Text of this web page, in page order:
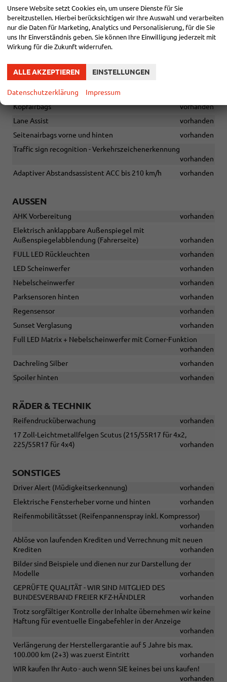
vorhanden
Fahrer- und abschaltbarer Beifahrerairbag
vorhanden
Fahrer-Knieairbag
vorhanden
Gurtanlegesignalisation für alle Sitze
Isofix-Vorbereitung auf den äußeren Rücksitzen, inklusive Top-
Tether
Kopfairbags
vorhanden
Lane Assist
vorhanden
Seitenairbags vorne und hinten
vorhanden
Traffic sign recognition - Verkehrszeichenerkennung
vorhanden
Adaptiver Abstandsassistent ACC bis 210 km/h
vorhanden
AUSSEN
AHK Vorbereitung
vorhanden
Elektrisch anklappbare Außenspiegel mit
Außenspiegelabblendung (Fahrerseite)
vorhanden
FULL LED Rückleuchten
vorhanden
LED Scheinwerfer
vorhanden
Nebelscheinwerfer
vorhanden
Parksensoren hinten
vorhanden
Regensensor
vorhanden
Sunset Verglasung
vorhanden
Full LED Matrix + Nebelscheinwerfer mit Corner-Funktion
vorhanden
Dachreling Silber
vorhanden
Spoiler hinten
vorhanden
RÄDER & TECHNIK
Reifendrucküberwachung
vorhanden
17 Zoll-Leichtmetallfelgen Scutus (215/55R17 für 4x2,
225/55R17 für 4x4)
vorhanden
SONSTIGES
Driver Alert (Müdigkeitserkennung)
vorhanden
Elektrische Fensterheber vorne und hinten
vorhanden
Reifenmobilitätsset (Reifenpannenspray inkl. Kompressor)
vorhanden
Ablöse von laufenden Krediten und Verrechnung mit neuen
Krediten
vorhanden
Bilder sind Beispiele und dienen nur zur Darstellung der
Modelle
vorhanden
GEPRÜFTE QUALITÄT - WIR SIND MITGLIED DES
BUNDESVERBAND FREIER KFZ-HÄNDLER
vorhanden
Trotz sorgfältiger Kontrolle der Inhalte übernehmen wir keine
Haftung für eventuelle Eingabefehler in der Anzeige
vorhanden
Verlängerung der Herstellergarantie auf 5 Jahre bis max.
100.000 km (2+3) was zuerst Eintritt
vorhanden
WIR kaufen Ihr Auto - auch wenn SIE keines bei uns kaufen!
vorhanden
Unsere Website setzt Cookies ein, um unsere Dienste für Sie
bereitzustellen. Hierbei berücksichtigen wir Ihre Auswahl und verarbeiten
nur die Daten für Marketing, Analytics und Personalisierung, für die Sie
uns Ihr Einverständnis geben. Sie können Ihre Einwilligung jederzeit mit
Wirkung für die Zukunft widerrufen.
ALLE AKZEPTIEREN EINSTELLUNGEN
Datenschutzerklärung Impressum